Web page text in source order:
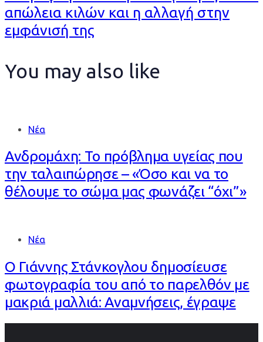
απώλεια κιλών και η αλλαγή στην
εμφάνισή της
You may also like
Νέα
Ανδρομάχη: Το πρόβλημα υγείας που
την ταλαιπώρησε – «Όσο και να το
θέλουμε το σώμα μας φωνάζει “όχι”»
Νέα
Ο Γιάννης Στάνκογλου δημοσίευσε
φωτογραφία του από το παρελθόν με
μακριά μαλλιά: Αναμνήσεις, έγραψε